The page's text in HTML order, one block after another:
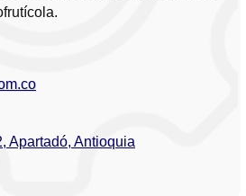
Apartadó, Antioquia